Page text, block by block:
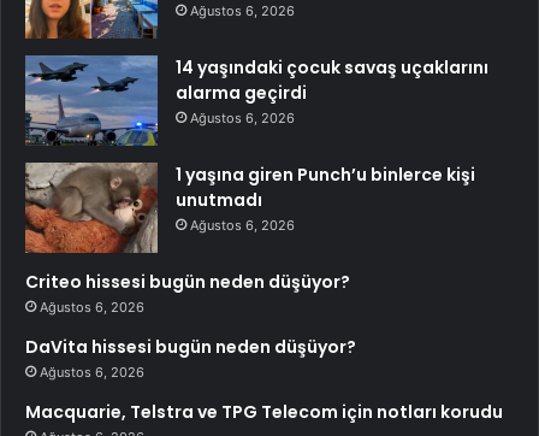
Ağustos 6, 2026
14 yaşındaki çocuk savaş uçaklarını
alarma geçirdi
Ağustos 6, 2026
1 yaşına giren Punch’u binlerce kişi
unutmadı
Ağustos 6, 2026
Criteo hissesi bugün neden düşüyor?
Ağustos 6, 2026
DaVita hissesi bugün neden düşüyor?
Ağustos 6, 2026
Macquarie, Telstra ve TPG Telecom için notları korudu